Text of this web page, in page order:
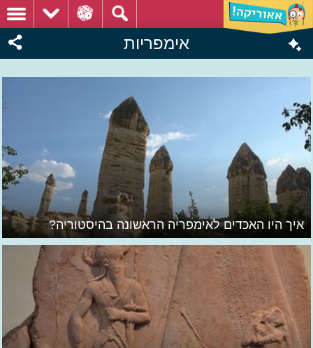
אימפריות
איך היו האכדים לאימפריה הראשונה בהיסטוריה?